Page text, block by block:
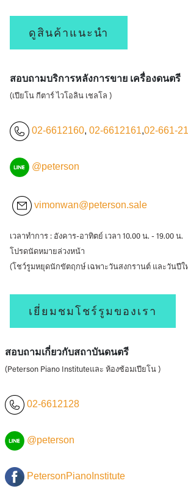
ดูสินค้าแนะนำ
สอบถามบริการหลังการขาย เครื่องดนตรี
(เปียโน กีตาร์ ไวโอลิน เชลโล )
02-6612160, 02-6612161,02-661-
@peterson
vimonwan@peterson.sale
เวลาทำการ : อังคาร-อาทิตย์ เวลา 10.00 น. - 19.00 น.
โปรดนัดหมายล่วงหน้า
(โชว์รูมหยุดนักขัตฤกษ์ เฉพาะวันสงกรานต์ และวันปีใ
เยี่ยมชมโชร์รูมของเรา
สอบถามเกี่ยวกับสถาบันดนตรี
(Peterson Piano Instituteและ ห้องซ้อมเปียโน )
02-6612128
@peterson
PetersonPianoInstitute